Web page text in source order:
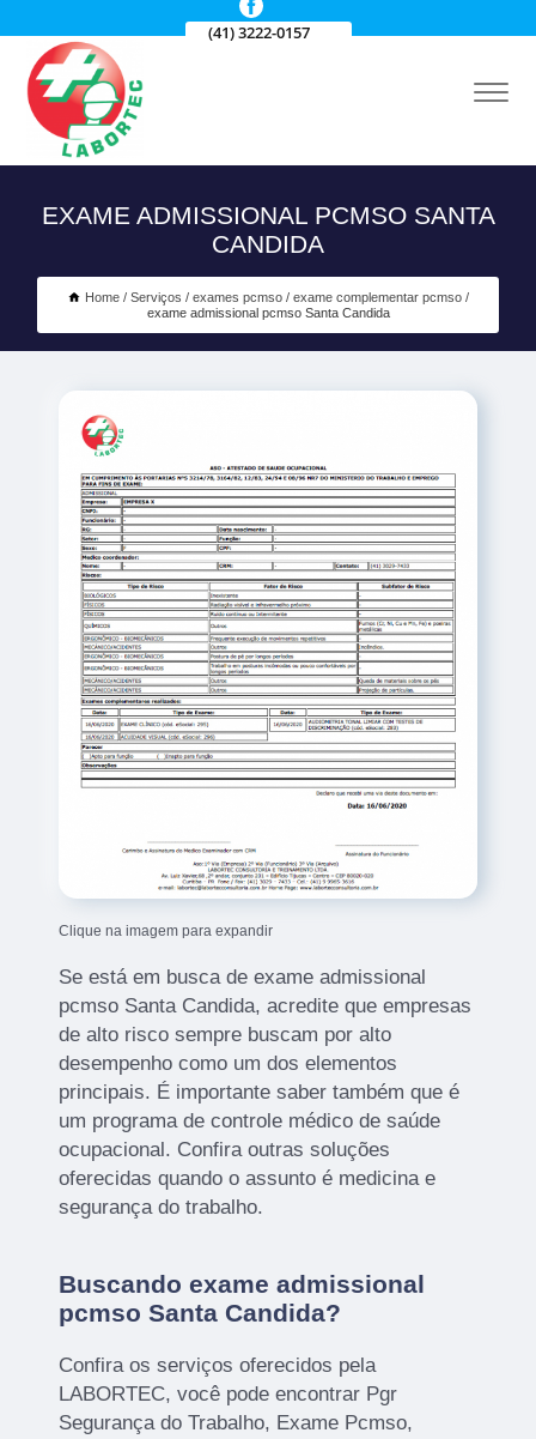
(41) 3222-0157
EXAME ADMISSIONAL PCMSO SANTA
CANDIDA
Home Serviços exames pcmso
exame complementar pcmso
exame admissional pcmso Santa Candida
Clique na imagem para expandir
Se está em busca de exame admissional
pcmso Santa Candida, acredite que empresas
de alto risco sempre buscam por alto
desempenho como um dos elementos
principais. É importante saber também que é
um programa de controle médico de saúde
ocupacional. Confira outras soluções
oferecidas quando o assunto é medicina e
segurança do trabalho.
Buscando exame admissional
pcmso Santa Candida?
Confira os serviços oferecidos pela
LABORTEC, você pode encontrar Pgr
Segurança do Trabalho, Exame Pcmso,